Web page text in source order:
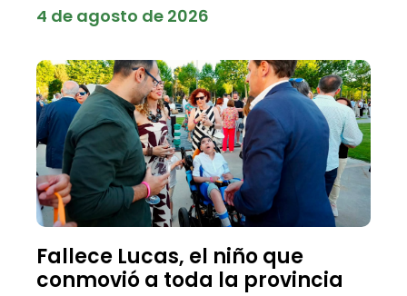
4 de agosto de 2026
Fallece Lucas, el niño que
conmovió a toda la provincia